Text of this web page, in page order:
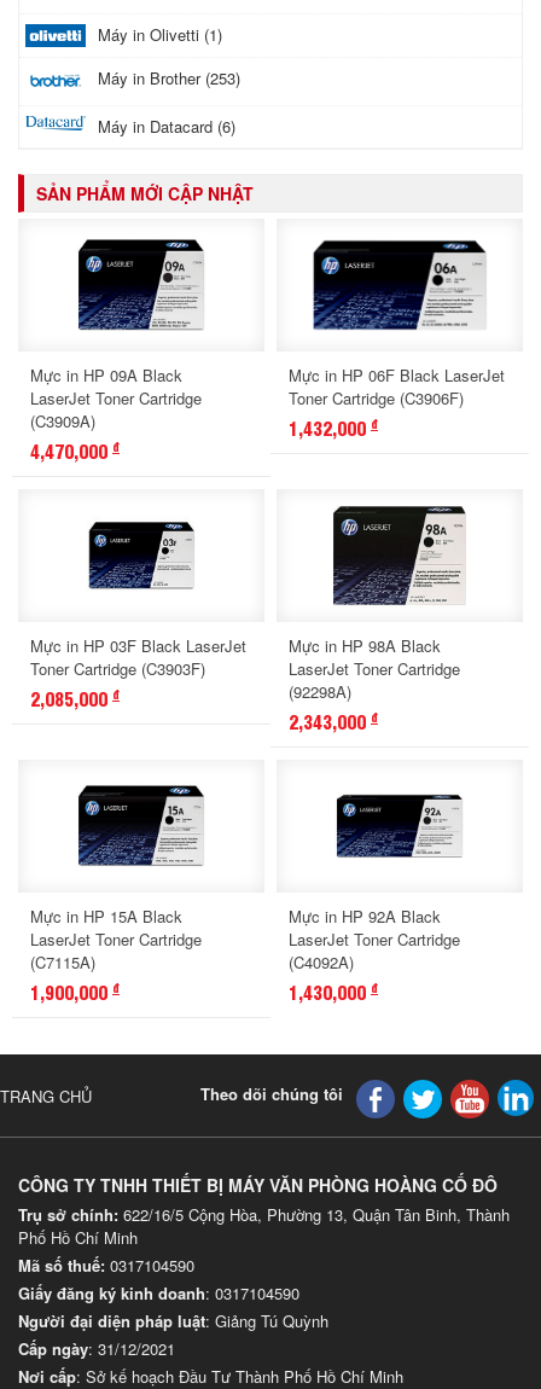
Máy in Olivetti (1)
Máy in Brother (253)
Máy in Datacard (6)
SẢN PHẨM MỚI CẬP NHẬT
Mực in HP 09A Black
LaserJet Toner Cartridge
(C3909A)
4,470,000 đ
Mực in HP 06F Black LaserJet
Toner Cartridge (C3906F)
1,432,000 đ
Mực in HP 03F Black LaserJet
Toner Cartridge (C3903F)
2,085,000 đ
Mực in HP 98A Black
LaserJet Toner Cartridge
(92298A)
2,343,000 đ
Mực in HP 15A Black
LaserJet Toner Cartridge
(C7115A)
1,900,000 đ
Mực in HP 92A Black
LaserJet Toner Cartridge
(C4092A)
1,430,000 đ
TRANG CHỦ Theo dõi chúng tôi
CÔNG TY TNHH THIẾT BỊ MÁY VĂN PHÒNG HOÀNG CỐ ĐÔ
Trụ sở chính: 622/16/5 Cộng Hòa, Phường 13, Quận Tân Binh, Thành
Phố Hồ Chí Minh
Mã số thuế: 0317104590
Giấy đăng ký kinh doanh: 0317104590
Người đại diện pháp luật: Giảng Tú Quỳnh
Cấp ngày: 31/12/2021
Nơi cấp: Sở kế hoạch Đầu Tư Thành Phố Hồ Chí Minh